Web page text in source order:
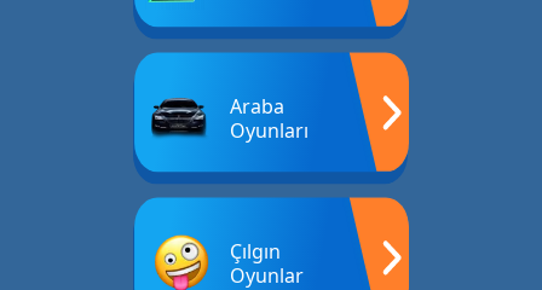
Araba
Oyunları
Çılgın
Oyunlar